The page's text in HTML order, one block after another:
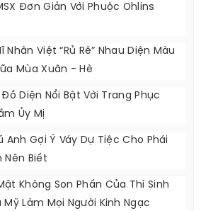
Đơn Giản Với Phuộc Ohlins
Nhân Việt “rủ Rê” Nhau Diện Màu
Mùa Xuân - Hè
Diện Nổi Bật Với Trang Phục
Ủy Mị
Anh Gợi Ý Váy Dự Tiệc Cho Phái
Nên Biết
Không Son Phấn Của Thí Sinh
Mỹ Làm Mọi Người Kinh Ngạc